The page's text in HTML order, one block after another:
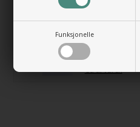
Funksjonelle
+492,00 NOK
Gå til varen
Bunnventil
+924,00 NOK
Gå til varen